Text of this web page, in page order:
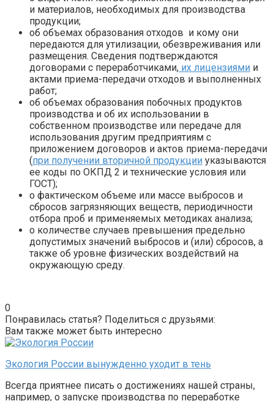
и материалов, необходимых для производства
продукции;
об объемах образования отходов и кому они
передаются для утилизации, обезвреживания или
размещения. Сведения подтверждаются
договорами с переработчиками, их лицензиями и
актами приема-передачи отходов и выполненных
работ;
об объемах образования побочных продуктов
производства и об их использовании в
собственном производстве или передаче для
использования другим предприятиям с
приложением договоров и актов приема-передачи
(при получении вторичной продукции указываются
ее коды по ОКПД 2 и технические условия или
ГОСТ);
о фактическом объеме или массе выбросов и
сбросов загрязняющих веществ, периодичности
отбора проб и применяемых методиках анализа;
о количестве случаев превышения предельно
допустимых значений выбросов и (или) сбросов, а
также об уровне физических воздействий на
окружающую среду.
0
Понравилась статья? Поделиться с друзьями:
Вам также может быть интересно
Экология России вынужденно уходит в тень
Всегда приятнее писать о достижениях нашей страны,
например, о запуске производства по переработке